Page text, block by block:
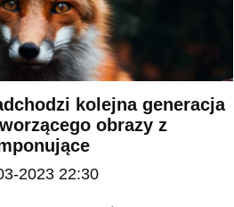
kolejna generacja
obrazy z
2023 22:30